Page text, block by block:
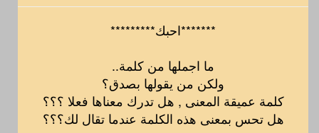
*******احبك*********
ما اجملها من كلمة..
ولكن من يقولها بصدق؟
كلمة عميقة المعنى , هل تدرك معناها فعلا ؟؟؟
هل تحس بمعنى هذه الكلمة عندما تقال لك؟؟؟